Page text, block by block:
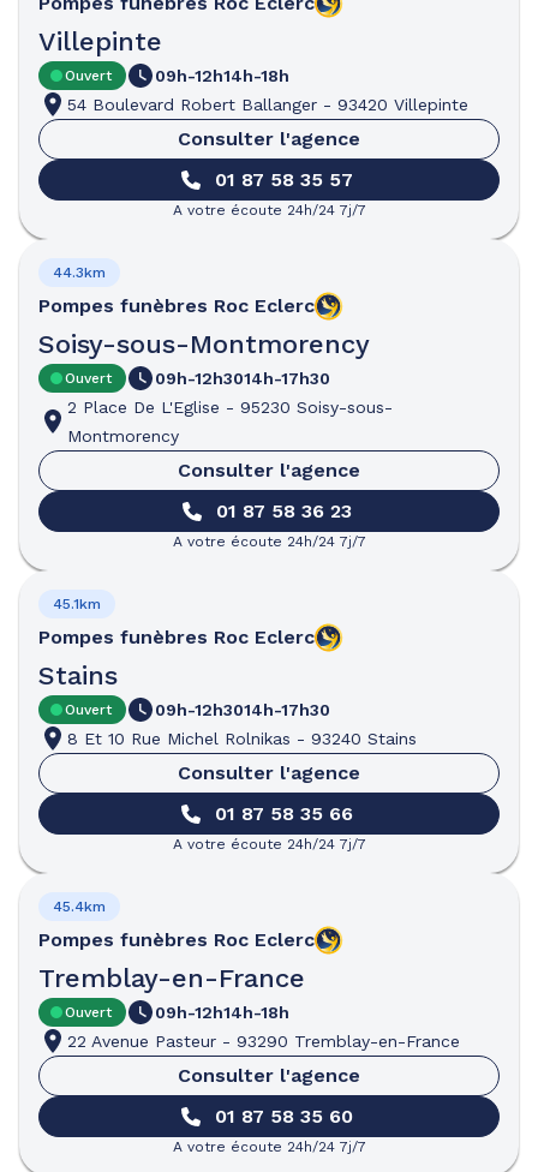
Villepinte
Ouvert 09h-12h14h-18h
54 Boulevard Robert Ballanger - 93420 Villepinte
Consulter l'agence
01 87 58 35 57
A votre écoute 24h/24 7j/7
Pompes funèbres Roc Eclerc
Soisy-sous-Montmorency
44.3km
Ouvert 09h-12h3014h-17h30
2 Place De L'Eglise - 95230 Soisy-sous-
Montmorency
Consulter l'agence
01 87 58 36 23
A votre écoute 24h/24 7j/7
Pompes funèbres Roc Eclerc
Stains
45.1km
Ouvert 09h-12h3014h-17h30
8 Et 10 Rue Michel Rolnikas - 93240 Stains
Consulter l'agence
01 87 58 35 66
A votre écoute 24h/24 7j/7
Pompes funèbres Roc Eclerc
Tremblay-en-France
45.4km
Ouvert 09h-12h14h-18h
22 Avenue Pasteur - 93290 Tremblay-en-France
Consulter l'agence
01 87 58 35 60
A votre écoute 24h/24 7j/7